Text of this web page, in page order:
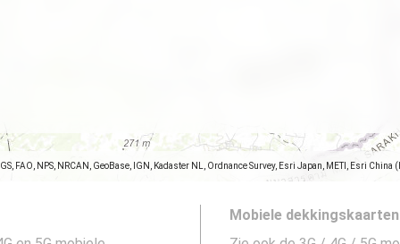
FAO, NPS, NRCAN, GeoBase, IGN, Kadaster NL, Ordnance Survey, Esri Japan, METI, Esri
Mobiele